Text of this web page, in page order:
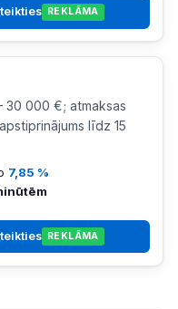
REKLĀMA
30 000 €; atmaksas
līdz 15
7,85 %
REKLĀMA